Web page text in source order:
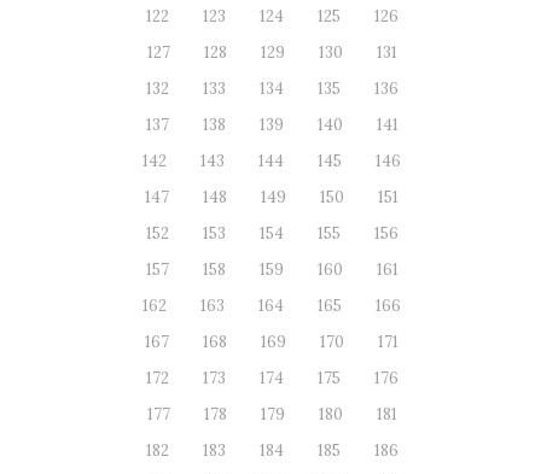
122
123 124 125
126
127
128 129 130
131
132
133 134 135
136
137
138 139 140
141
142
143 144 145
146
147
148 149 150
151
152
153 154 155
156
157
158 159 160
161
162
163 164 165
166
167
168 169 170
171
172
173 174 175
176
177
178 179 180
181
182
183 184 185
186